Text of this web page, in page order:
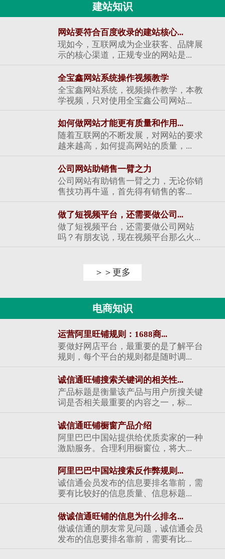
建站知识
网站要符合百度收录的建站核心...
现如今，互联网成为企业获客、品牌展
示的核心渠道，正规专业的网站是...
全宝鑫网站系统操作视频教学
全宝鑫网站系统，视频操作教学，本教
学视频，只对使用全宝鑫公司网站...
如何做网站才能更有质量和作用...
随着互联网的不断发展，对网站的要求
越来越高，如何提高网站的质量，...
公司网站助销售一臂之力
公司网站有助销售一臂之力，无论你销
售技功再牛逼，首先得有销售的客...
做了短视频平台，还需要做公司...
做了短视频平台，还需要做公司网站
吗？有朋友说，现在视频平台那么火...
＞＞更多
电商知识
运营阿里旺铺规则：1688商...
要做好网店平台，最重要的是了解平台
规则，每个平台的规则都是随时调...
诚信通旺铺搜索关键词的相关性...
产品标题是衡量该产品与用户所搜关键
词是否相关最重要的内容之一，标...
诚信通旺铺橱窗产品介绍
阿里巴巴中国站提供给优质卖家的一种
激励服务。合理利用橱窗位，将大...
阿里巴巴中国站搜索反作弊规则...
诚信通会员发布的信息要排名靠前，需
要有比较好的信息质量、信息标题...
做诚信通旺铺的信息为什么排名...
做诚信通的朋友常见问题，诚信通会员
发布的信息要排名靠前，需要有比...